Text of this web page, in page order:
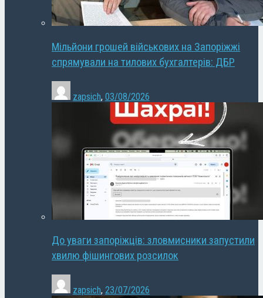
Мільйони грошей військових на Запоріжжі
спрямували на тилових бухгалтерів: ДБР
zapsich, 03/08/2026
До уваги запоріжців: зловмисники запустили
хвилю фішингових розсилок
zapsich, 23/07/2026